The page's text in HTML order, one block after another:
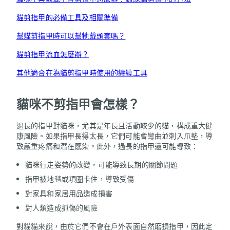
貓剪指甲的必備工具及相關準備
幫貓剪指甲時可以幫牠戴頭套嗎？
貓剪指甲流血怎麼辦？
其他適合在為貓剪指甲時使用的纏繞工具
貓咪不剪指甲會怎樣？
過長的指甲對貓咪，尤其是年長且活動較少的貓，構成重大健
康風險。如果指甲長得太長，它們可能會彎曲並刺入爪墊，導
致嚴重疼痛和潛在感染。此外，過長的指甲還可能導致：
貓咪行走姿勢的改變，可能導致長期的關節問題
指甲被地毯或項圈卡住，導致受傷
對家具和家居用品造成損害
對人類造成抓傷的風險
對貓貓來說，由於它們不會在戶外表面自然磨損指甲，因此定